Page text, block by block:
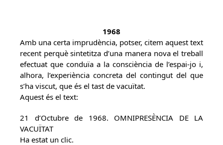
1968
Amb una certa imprudència, potser, citem aquest text
recent perquè sintetitza d’una manera nova el treball
efectuat que conduïa a la consciència de l’espai-jo i,
alhora, l’experiència concreta del contingut del que
s’ha viscut, que és el tast de vacuïtat.
Aquest és el text:
21 d’Octubre de 1968. OMNIPRESÈNCIA DE LA
VACUÏTAT
Ha estat un clic.